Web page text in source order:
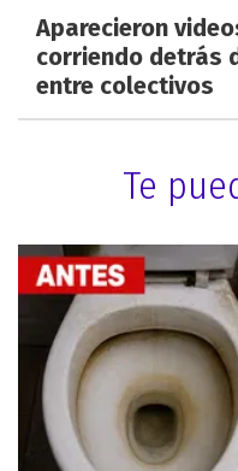
Aparecieron
corriendo detrás
entre colectivos
Te